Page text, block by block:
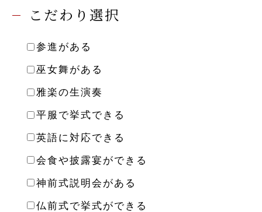
こだわり選択
参進がある
巫女舞がある
雅楽の生演奏
平服で挙式できる
英語に対応できる
会食や披露宴ができる
神前式説明会がある
仏前式で挙式ができる